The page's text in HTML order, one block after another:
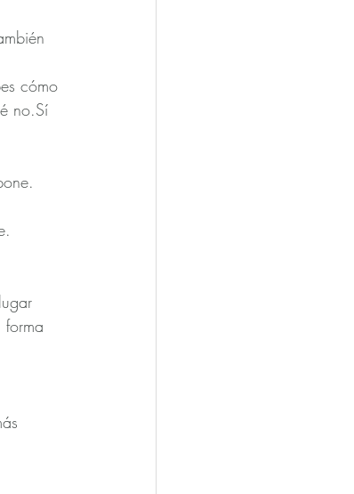
cómo
no.Sí